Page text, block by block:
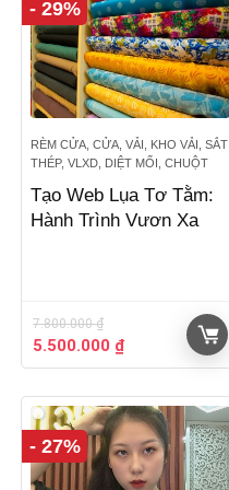
- 29%
RÈM CỬA, CỬA, VẢI, KHO VẢI, SẮT
THÉP, VLXD, DIỆT MỐI, CHUỘT
Tạo Web Lụa Tơ Tằm:
Hành Trình Vươn Xa
7.800.000₫
Giá
gốc
7.800.000 ₫.
5.500.000 ₫Giá
hiện
là:
5.500.000 ₫.
- 27%